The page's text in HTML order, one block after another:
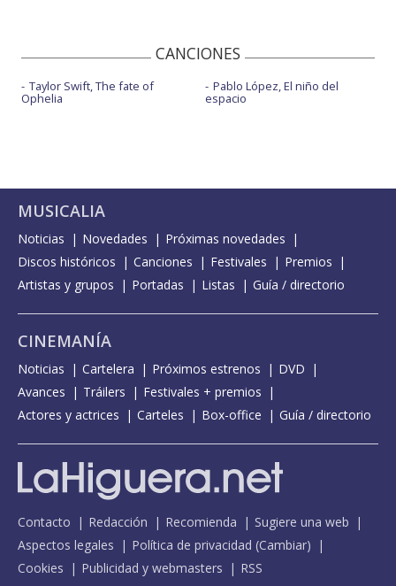
CANCIONES
Taylor Swift, The fate of
Ophelia
Pablo López, El niño del
espacio
MUSICALIA
Noticias Novedades
Próximas novedades
Discos históricos
Canciones Festivales
Premios
Artistas y grupos
Portadas Listas Guía / directorio
CINEMANÍA
Noticias Cartelera Próximos estrenos
DVD
Avances
Tráilers
Festivales + premios
Actores y actrices
Carteles Box-office Guía / directorio
Contacto Redacción Recomienda
Sugiere una web
Aspectos legales
Política de privacidad (Cambiar)
Cookies
Publicidad y webmasters RSS